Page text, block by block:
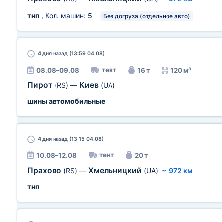
тнп , Кол. машин: 5 Без догруза (отдельное авто)
4 дня назад (13:59 04.08)
08.08–09.08 тент 16 т 120 м³
Пирот (RS) — Киев (UA)
шины автомобильные
4 дня назад (13:15 04.08)
10.08–12.08 тент 20 т
Прахово (RS) — Хмельницкий (UA) ~ 972 км
тнп